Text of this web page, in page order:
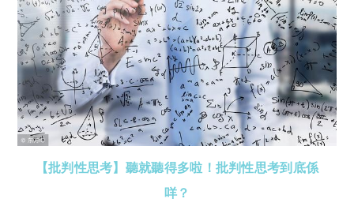
【批判性思考】聽就聽得多啦！批判性思考到底係
咩？